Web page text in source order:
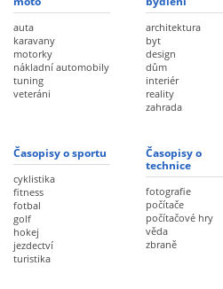
auta
karavany
motorky
nákladní automobily
tuning
veteráni
architektura
byt
design
dům
interiér
reality
zahrada
Časopisy o sportu
cyklistika
fitness
fotbal
golf
hokej
jezdectví
turistika
Časopisy o
technice
fotografie
počítače
počítačové hry
věda
zbraně